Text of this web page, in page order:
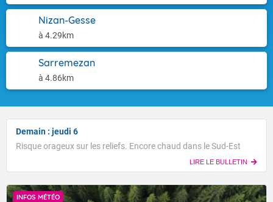
Nizan-Gesse
à 4.29km
Sarremezan
à 4.86km
Demain : jeudi 6
Risque orageux sur les reliefs. Encore chaud dans le Sud-Est
LIRE LE BULLETIN
INFOS MÉTÉO